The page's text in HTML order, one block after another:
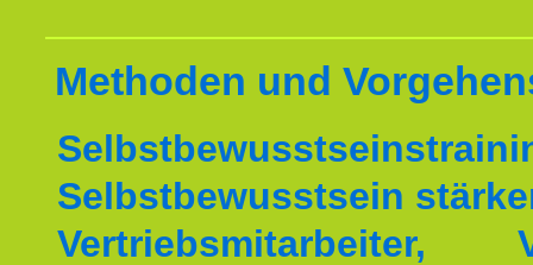
Methoden und
Selbstbewusstsein
Vertriebsmitarbeiter,